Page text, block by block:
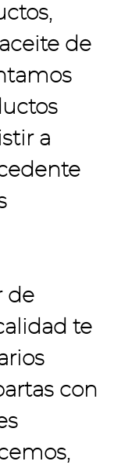
aceite de
a
de
te
con